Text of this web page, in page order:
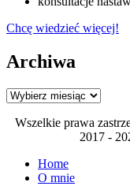
Chcę wiedzieć więcej!
Archiwa
Archiwa
Wszelkie prawa
2017 -
Home
O mnie